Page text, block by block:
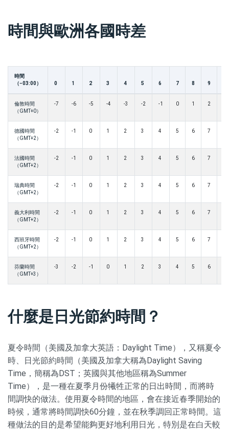
時間與歐洲各國時差
時間
（−03:00）
0 1 2 3 4 5 6 7 8 9
倫敦時間
（GMT+0）
-7 -6 -5 -4 -3 -2 -1 0 1 2
德國時間
（GMT+2）
-2 -1 0 1 2 3 4 5 6 7
法國時間
（GMT+2）
-2 -1 0 1 2 3 4 5 6 7
瑞典時間
（GMT+2）
-2 -1 0 1 2 3 4 5 6 7
義大利時間
（GMT+2）
-2 -1 0 1 2 3 4 5 6 7
西班牙時間
（GMT+2）
-2 -1 0 1 2 3 4 5 6 7
芬蘭時間
（GMT+3）
-3 -2 -1 0 1 2 3 4 5 6
什麼是日光節約時間？
夏令時間（美國及加拿大英語：Daylight Time），又稱夏令
時、日光節約時間（美國及加拿大稱為Daylight Saving
Time，簡稱為DST；英國與其他地區稱為Summer
Time），是一種在夏季月份犧牲正常的日出時間，而將時
間調快的做法。使用夏令時間的地區，會在接近春季開始的
時候，通常將時間調快60分鐘，並在秋季調回正常時間。這
種做法的目的是希望能夠更好地利用日光，特別是在白天較